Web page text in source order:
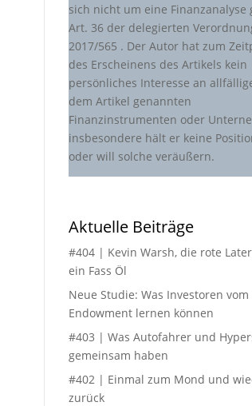
sich nicht um eine Finanzanalyse
Art. 36 der delegierten
2017/565 . Der Autor hat zum
des Erscheinens des Artikels kein
persönliches Interesse an
dem Artikel genannten
Finanzinstrumenten oder
insbesondere hält er keine
oder will solche veräußern.
Aktuelle Beiträge
#404 | Kevin Warsh, die rote
ein Fass Öl
Neue Studie: Was Investoren vom
Endowment lernen können
#403 | Was Autofahrer und
gemeinsam haben
#402 | Einmal zum Mond und
zurück